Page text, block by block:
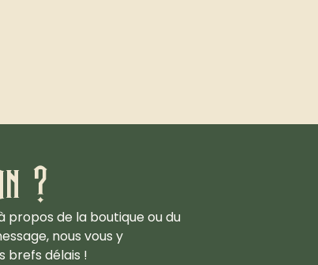
?
propos de la boutique ou du
nous vous y
brefs délais !